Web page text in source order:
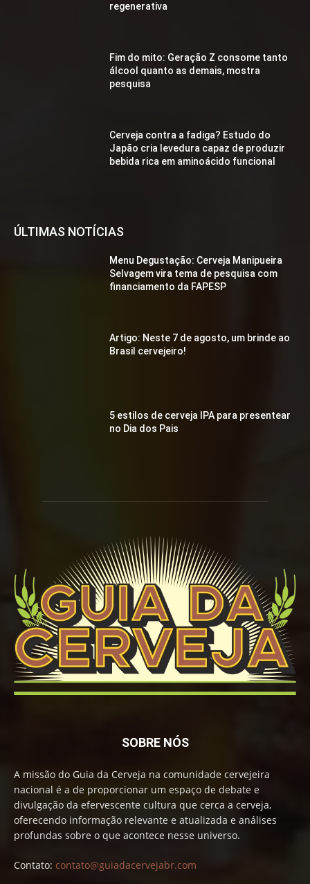
regenerativa
Fim do mito: Geração Z consome tanto
álcool quanto as demais, mostra
pesquisa
Cerveja contra a fadiga? Estudo do
Japão cria levedura capaz de produzir
bebida rica em aminoácido funcional
ÚLTIMAS NOTÍCIAS
Menu Degustação: Cerveja Manipueira
Selvagem vira tema de pesquisa com
financiamento da FAPESP
Artigo: Neste 7 de agosto, um brinde ao
Brasil cervejeiro!
5 estilos de cerveja IPA para presentear
no Dia dos Pais
SOBRE NÓS
A missão do Guia da Cerveja na comunidade cervejeira
nacional é a de proporcionar um espaço de debate e
divulgação da efervescente cultura que cerca a cerveja,
oferecendo informação relevante e atualizada e análises
profundas sobre o que acontece nesse universo.
Contato: contato@guiadacervejabr.com